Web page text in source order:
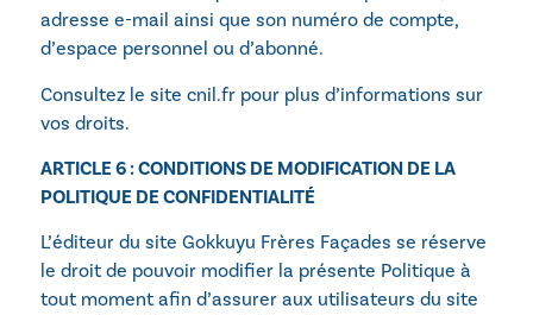
adresse e-mail ainsi que son numéro de compte,
d’espace personnel ou d’abonné.
Consultez le site cnil.fr pour plus d’informations sur
vos droits.
ARTICLE 6 : CONDITIONS DE MODIFICATION DE LA
POLITIQUE DE CONFIDENTIALITÉ
L’éditeur du site Gokkuyu Frères Façades se réserve
le droit de pouvoir modifier la présente Politique à
tout moment afin d’assurer aux utilisateurs du site